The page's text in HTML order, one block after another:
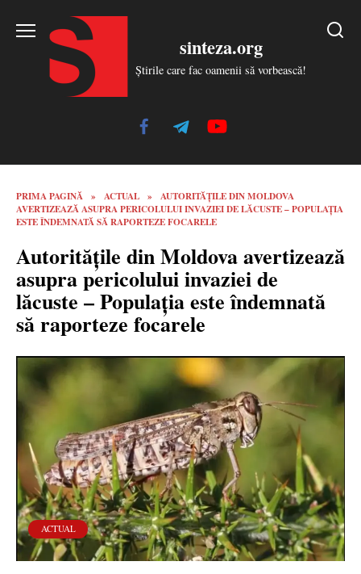
sinteza.org
Știrile care fac oamenii să vorbească!
PRIMA PAGINĂ » ACTUAL »
AUTORITĂȚILE DIN MOLDOVA
AVERTIZEAZĂ ASUPRA PERICOLULUI INVAZIEI DE LĂCUSTE – POPULAȚIA
ESTE ÎNDEMNATĂ SĂ RAPORTEZE FOCARELE
Autoritățile din Moldova avertizează
asupra pericolului invaziei de
lăcuste – Populația este îndemnată
să raporteze focarele
ACTUAL